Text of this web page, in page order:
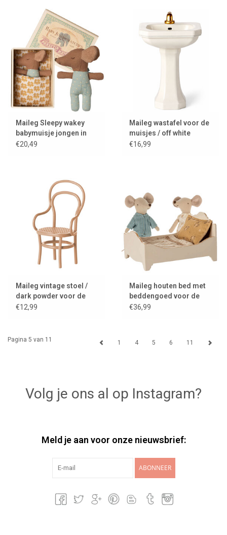
Maileg Sleepy wakey
babymuisje jongen in
luciferdoos
€20,49
Maileg wastafel voor de
muisjes / off white
€16,99
Maileg vintage stoel /
dark powder voor de
muisjes
€12,99
Maileg houten bed met
beddengoed voor de
muisjes / off white
€36,99
Pagina 5 van 11 1 4 5 6 11
Volg je ons al op Instagram?
Meld je aan voor onze nieuwsbrief:
ABONNEER